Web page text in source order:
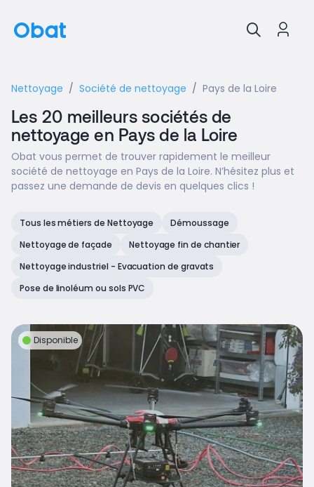
Nettoyage Société de nettoyage Pays de la Loire
Les 20 meilleurs sociétés de
nettoyage en Pays de la Loire
Obat vous permet de trouver rapidement le meilleur
société de nettoyage en Pays de la Loire. N’hésitez plus et
passez une demande de devis en quelques clics !
Tous les métiers de Nettoyage
Démoussage
Nettoyage de façade
Nettoyage fin de chantier
Nettoyage industriel - Evacuation de gravats
Pose de linoléum ou sols PVC
Disponible